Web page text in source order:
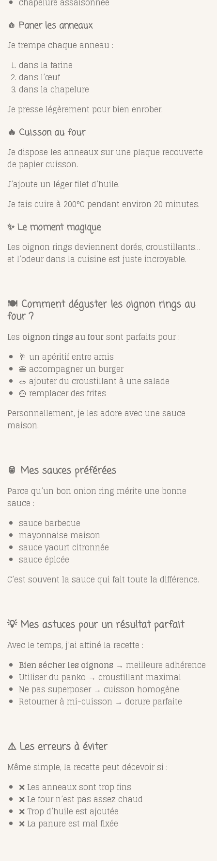
🧄 Paner les anneaux
Je trempe chaque anneau :
dans la farine
dans l’œuf
dans la chapelure
Je presse légèrement pour bien enrober.
🔥 Cuisson au four
Je dispose les anneaux sur une plaque recouverte
de papier cuisson.
J’ajoute un léger filet d’huile.
Je fais cuire à 200°C pendant environ 20 minutes.
✨ Le moment magique
Les oignon rings deviennent dorés, croustillants…
et l’odeur dans la cuisine est juste incroyable.
🍽️ Comment déguster les oignon rings au
four ?
Les oignon rings au four sont parfaits pour :
🥂 un apéritif entre amis
🍔 accompagner un burger
🥗 ajouter du croustillant à une salade
🍟 remplacer des frites
Personnellement, je les adore avec une sauce
maison.
🥫 Mes sauces préférées
Parce qu’un bon onion ring mérite une bonne
sauce :
sauce barbecue
mayonnaise maison
sauce yaourt citronnée
sauce épicée
C’est souvent la sauce qui fait toute la différence.
💡 Mes astuces pour un résultat parfait
Avec le temps, j’ai affiné la recette :
Bien sécher les oignons → meilleure adhérence
Utiliser du panko → croustillant maximal
Ne pas superposer → cuisson homogène
Retourner à mi-cuisson → dorure parfaite
⚠️ Les erreurs à éviter
Même simple, la recette peut décevoir si :
❌ Les anneaux sont trop fins
❌ Le four n’est pas assez chaud
❌ Trop d’huile est ajoutée
❌ La panure est mal fixée